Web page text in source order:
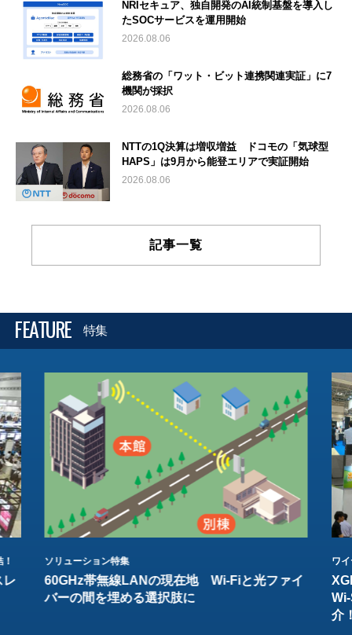
NRIセキュア、独自開発のAI統制基盤を導入し
たSOCサービスを運用開始
2026.08.06
総務省の「ワット・ビット連携関連実証」に7
機関が採択
2026.08.06
NTTの1Q決算は増収増益 ドコモの「気球型
HAPS」は9月から能登エリアで実証開始
2026.08.06
記事一覧
FEATURE 特集
レ
ソリューション特集
60GHz帯無線LANの現在地 Wi-Fiと光ファイ
バーの間を埋める選択肢に
ワ
介